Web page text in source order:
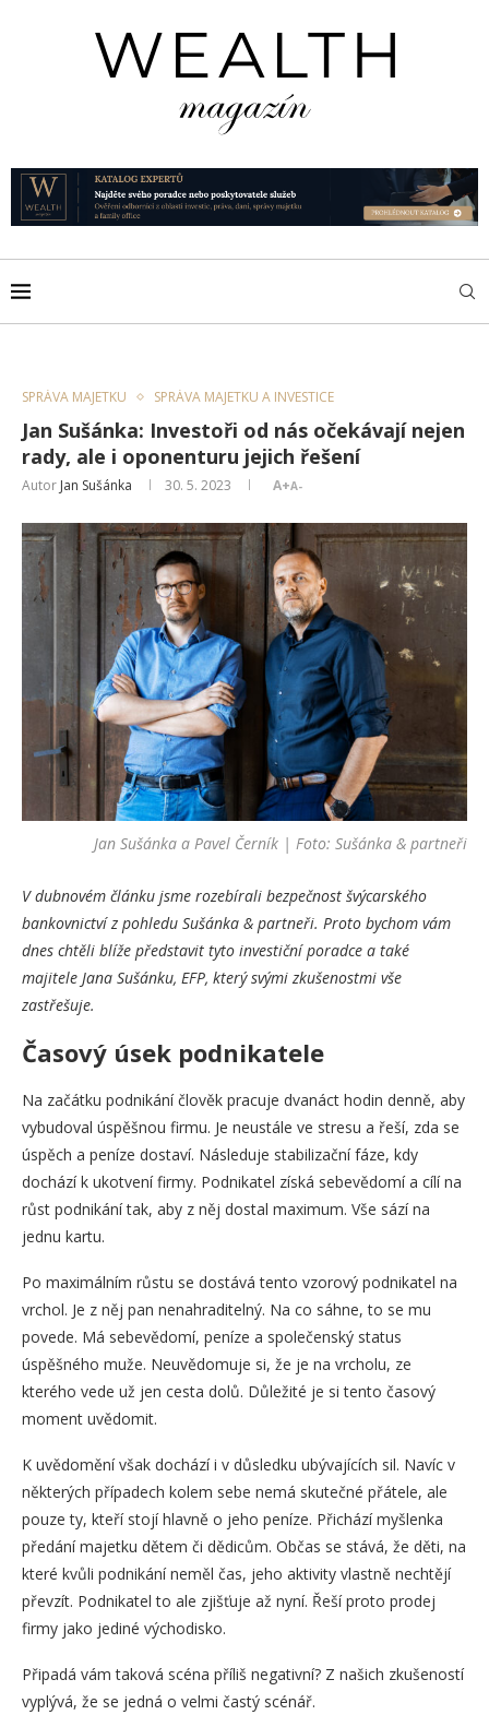
SPRÁVA MAJETKU SPRÁVA MAJETKU A INVESTICE
Jan Sušánka: Investoři od nás očekávají nejen
rady, ale i oponenturu jejich řešení
Autor Jan Sušánka 30. 5. 2023 A+A-
Jan Sušánka a Pavel Černík | Foto: Sušánka & partneři
V dubnovém článku jsme rozebírali bezpečnost švýcarského
bankovnictví z pohledu Sušánka & partneři. Proto bychom vám
dnes chtěli blíže představit tyto investiční poradce a také
majitele Jana Sušánku, EFP, který svými zkušenostmi vše
zastřešuje.
Časový úsek podnikatele
Na začátku podnikání člověk pracuje dvanáct hodin denně, aby
vybudoval úspěšnou firmu. Je neustále ve stresu a řeší, zda se
úspěch a peníze dostaví. Následuje stabilizační fáze, kdy
dochází k ukotvení firmy. Podnikatel získá sebevědomí a cílí na
růst podnikání tak, aby z něj dostal maximum. Vše sází na
jednu kartu.
Po maximálním růstu se dostává tento vzorový podnikatel na
vrchol. Je z něj pan nenahraditelný. Na co sáhne, to se mu
povede. Má sebevědomí, peníze a společenský status
úspěšného muže. Neuvědomuje si, že je na vrcholu, ze
kterého vede už jen cesta dolů. Důležité je si tento časový
moment uvědomit.
K uvědomění však dochází i v důsledku ubývajících sil. Navíc v
některých případech kolem sebe nemá skutečné přátele, ale
pouze ty, kteří stojí hlavně o jeho peníze. Přichází myšlenka
předání majetku dětem či dědicům. Občas se stává, že děti, na
které kvůli podnikání neměl čas, jeho aktivity vlastně nechtějí
převzít. Podnikatel to ale zjišťuje až nyní. Řeší proto prodej
firmy jako jediné východisko.
Připadá vám taková scéna příliš negativní? Z našich zkušeností
vyplývá, že se jedná o velmi častý scénář.